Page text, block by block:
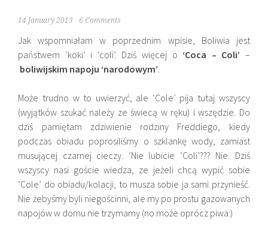
14 January 2013 6 Comments
Jak wspomniałam w poprzednim wpisie, Boliwia jest
państwem ‘koki’ i ‘coli’. Dziś więcej o ‘Coca – Coli’ –
boliwijskim napoju ‘narodowym’.
Może trudno w to uwierzyć, ale ‘Cole’ pija tutaj wszyscy
(wyjątków szukać należy ze świecą w ręku) i wszędzie. Do
dziś pamiętam zdziwienie rodziny Freddiego, kiedy
podczas obiadu poprosiliśmy o szklankę wody, zamiast
musującej czarnej cieczy. ‘Nie lubicie ‘Coli’??? Nie. Dziś
wszyscy nasi goście wiedza, ze jeżeli chcą wypić sobie
‘Cole’ do obiadu/kolacji, to musza sobie ja sami przynieść.
Nie żebyśmy byli niegościnni, ale my po prostu gazowanych
napojów w domu nie trzymamy (no może oprócz piwa:)